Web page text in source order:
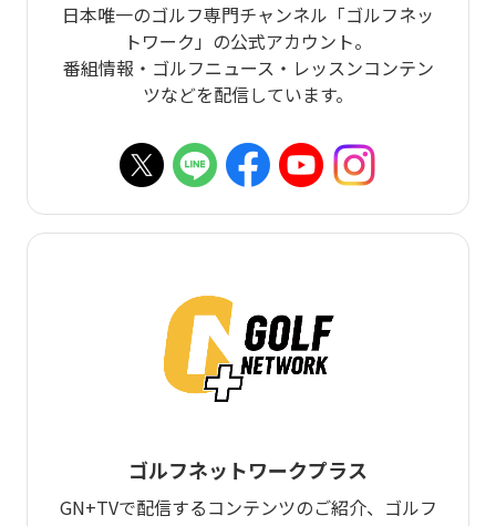
日本唯一のゴルフ専門チャンネル「ゴルフネッ
トワーク」の公式アカウント。
番組情報・ゴルフニュース・レッスンコンテン
ツなどを配信しています。
ゴルフネットワークプラス
GN+TVで配信するコンテンツのご紹介、ゴルフ